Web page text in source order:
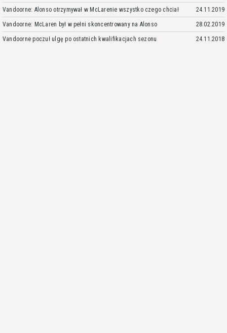
Vandoorne: Alonso otrzymywał w McLarenie wszystko czego chciał 24.11.2019
Vandoorne: McLaren był w pełni skoncentrowany na Alonso 28.02.2019
Vandoorne poczuł ulgę po ostatnich kwalifikacjach sezonu 24.11.2018